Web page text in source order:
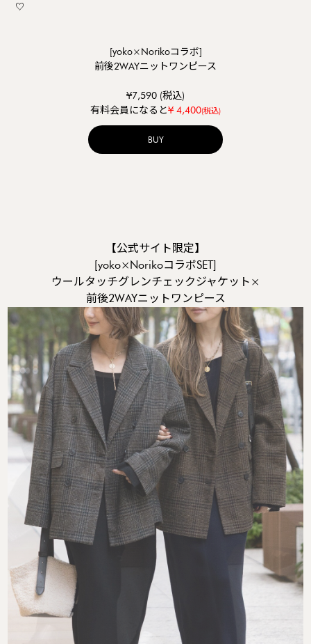
♡
[yoko×Norikoコラボ]
前後2WAYニットワンピース
¥7,590 (税込)
有料会員になると¥ 4,400(税込)
BUY
【公式サイト限定】
[yoko×NorikoコラボSET]
ウールタッチグレンチェックジャケット×
前後2WAYニットワンピース